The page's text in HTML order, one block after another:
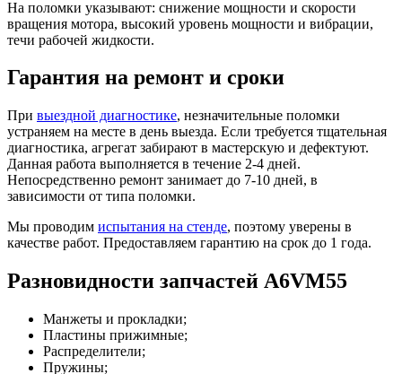
На поломки указывают: снижение мощности и скорости
вращения мотора, высокий уровень мощности и вибрации,
течи рабочей жидкости.
Гарантия на ремонт и сроки
При выездной диагностике, незначительные поломки
устраняем на месте в день выезда. Если требуется тщательная
диагностика, агрегат забирают в мастерскую и дефектуют.
Данная работа выполняется в течение 2-4 дней.
Непосредственно ремонт занимает до 7-10 дней, в
зависимости от типа поломки.
Мы проводим испытания на стенде, поэтому уверены в
качестве работ. Предоставляем гарантию на срок до 1 года.
Разновидности запчастей A6VM55
Манжеты и прокладки;
Пластины прижимные;
Распределители;
Пружины;